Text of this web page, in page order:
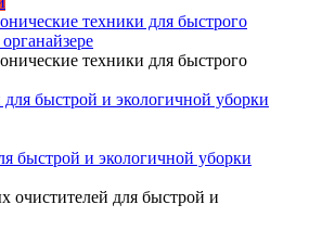
техники для быстрого
техники для быстрого
быстрой и экологичной уборки
очистителей для быстрой и